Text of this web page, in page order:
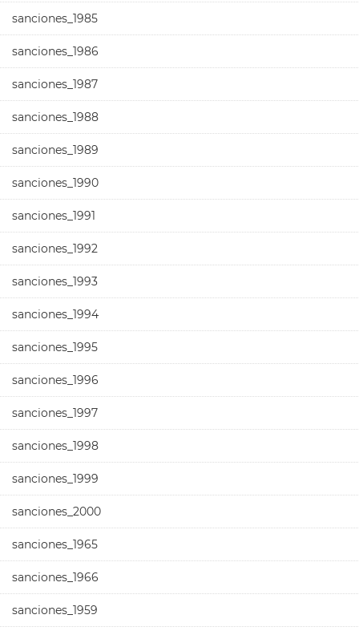
sanciones_1985
sanciones_1986
sanciones_1987
sanciones_1988
sanciones_1989
sanciones_1990
sanciones_1991
sanciones_1992
sanciones_1993
sanciones_1994
sanciones_1995
sanciones_1996
sanciones_1997
sanciones_1998
sanciones_1999
sanciones_2000
sanciones_1965
sanciones_1966
sanciones_1959